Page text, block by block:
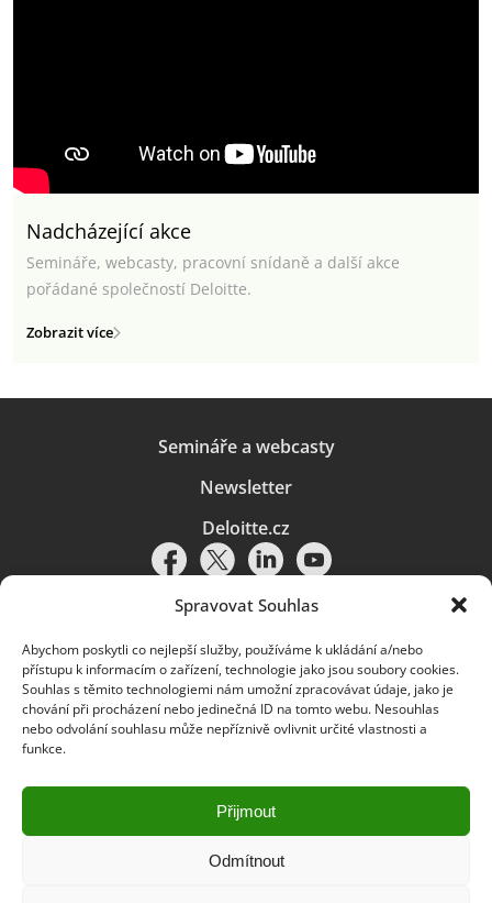
Spravovat Souhlas
Abychom poskytli co nejlepší služby, používáme k ukládání a/nebo
přístupu k informacím o zařízení, technologie jako jsou soubory cookies.
Souhlas s těmito technologiemi nám umožní zpracovávat údaje, jako je
chování při procházení nebo jedinečná ID na tomto webu. Nesouhlas
nebo odvolání souhlasu může nepříznivě ovlivnit určité vlastnosti a
funkce.
Přijmout
Odmítnout
Nadcházející akce
Semináře, webcasty, pracovní snídaně a další akce
pořádané společností Deloitte.
Zobrazit více
Semináře a webcasty
Newsletter
Deloitte.cz
Pravidla používání|Ochrana osobních údajů|Soubory cookies |
Deloitte.cz
© 2026. Více informací najdete vPravidlech používání.
Deloitte označuje jednu či více společností globální sítě členských
a přidružené subjekty (souhrnně „organizace Deloitte“). Společnost DTTL
(rovněž označovaná jako „Deloitte Global“) a každá z jejích členských
společností a jejich přidružených subjektů je samostatným a nezávislým
právním subjektem, který není oprávněn zavazovat nebo přijímat závazky
za jinou z těchto členských společností a jejich přidružených subjektů ve